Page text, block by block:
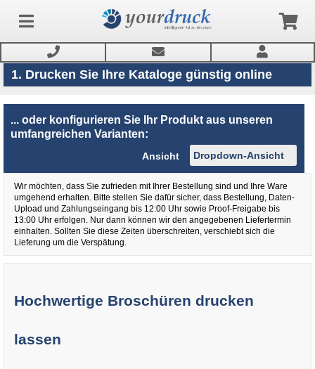
Anmelden
Service
Newsletter
1. Drucken Sie Ihre Kataloge günstig online
... oder konfigurieren Sie Ihr Produkt aus unseren
umfangreichen Varianten:
Ansicht
Wir möchten, dass Sie zufrieden mit Ihrer Bestellung sind und Ihre Ware
umgehend erhalten. Bitte stellen Sie dafür sicher, dass Bestellung, Daten-
Upload und Zahlungseingang bis 12:00 Uhr sowie Proof-Freigabe bis
13:00 Uhr erfolgen. Nur dann können wir den angegebenen Liefertermin
einhalten. Sollten Sie diese Zeiten überschreiten, verschiebt sich die
Lieferung um die Verspätung.
Hochwertige Broschüren drucken
lassen